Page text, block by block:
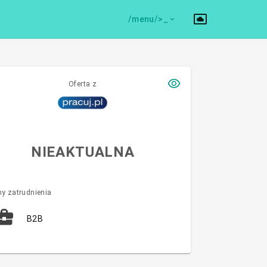
/menu/>
Oferta z
NIEAKTUALNA
zatrudnienia
B2B